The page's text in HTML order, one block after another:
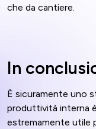
che da cantiere.
In
È sicuramente uno
produttività interna
estremamente utile